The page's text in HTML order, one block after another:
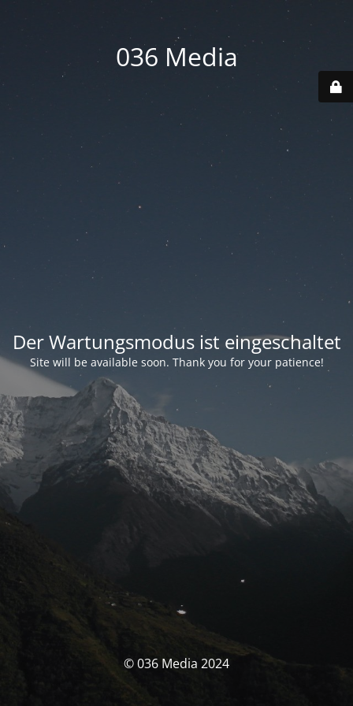
036 Media
Der Wartungsmodus ist eingeschaltet
Site will be available soon. Thank you for your patience!
© 036 Media 2024